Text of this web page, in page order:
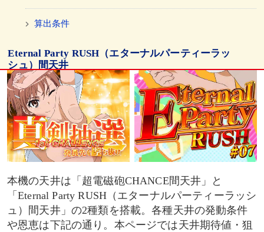
算出条件
Eternal Party RUSH（エターナルパーティーラッ
シュ）間天井
天井発動条件・恩恵
天井期待値（暫定版）
狙い目
天井到達率・平均投資金額
算出条件
本機の天井は「超電磁砲CHANCE間天井」と
「Eternal Party RUSH（エターナルパーティーラッシ
ュ）間天井」の2種類を搭載。各種天井の発動条件
や恩恵は下記の通り。本ページでは天井期待値・狙